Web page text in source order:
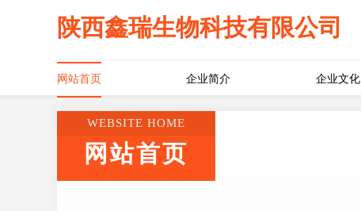
陕西鑫瑞生物科技有限公司
网站首页 企业简介 企业文化
WEBSITE HOME
网站首页